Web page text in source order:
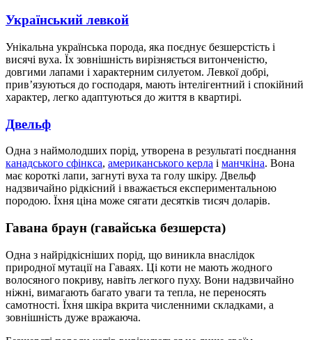
Український левкой
Унікальна українська порода, яка поєднує безшерстість і
висячі вуха. Їх зовнішність вирізняється витонченістю,
довгими лапами і характерним силуетом. Левкої добрі,
прив’язуються до господаря, мають інтелігентний і спокійний
характер, легко адаптуються до життя в квартирі.
Двельф
Одна з наймолодших порід, утворена в результаті поєднання
канадського сфінкса, американського керла і манчкіна. Вона
має короткі лапи, загнуті вуха та голу шкіру. Двельф
надзвичайно рідкісний і вважається експериментальною
породою. Їхня ціна може сягати десятків тисяч доларів.
Гавана браун (гавайська безшерста)
Одна з найрідкісніших порід, що виникла внаслідок
природної мутації на Гаваях. Ці коти не мають жодного
волосяного покриву, навіть легкого пуху. Вони надзвичайно
ніжні, вимагають багато уваги та тепла, не переносять
самотності. Їхня шкіра вкрита численними складками, а
зовнішність дуже вражаюча.